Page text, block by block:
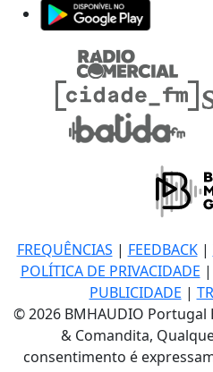
FREQUÊNCIAS | FEEDBACK|
POLÍTICA DE PRIVACIDADE |
PUBLICIDADE |
© 2026 BMHAUDIO Portugal
& Comandita,
consentimento é